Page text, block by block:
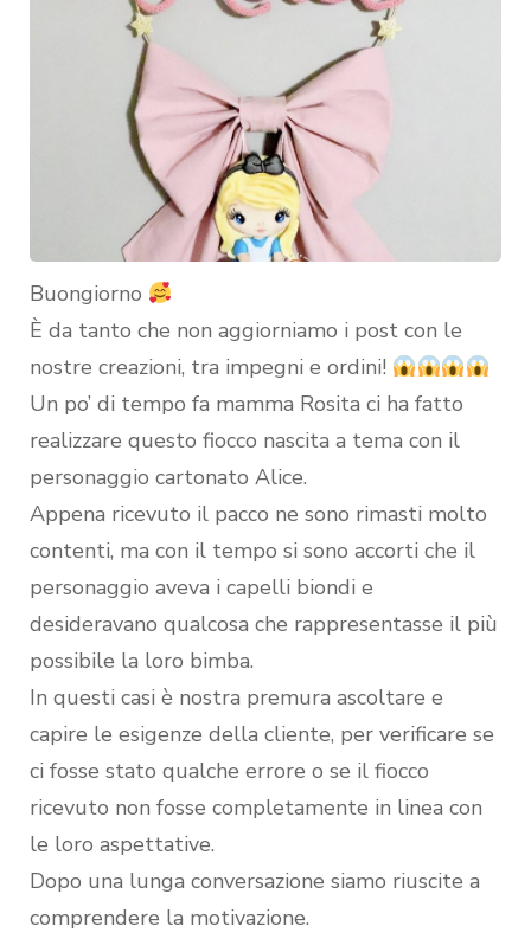
Buongiorno
È da tanto che non aggiorniamo i post con le
nostre creazioni, tra impegni e ordini!
Un po’ di tempo fa mamma Rosita ci ha fatto
realizzare questo fiocco nascita a tema con il
personaggio cartonato Alice.
Appena ricevuto il pacco ne sono rimasti molto
contenti, ma con il tempo si sono accorti che il
personaggio aveva i capelli biondi e
desideravano qualcosa che rappresentasse il più
possibile la loro bimba.
In questi casi è nostra premura ascoltare e
capire le esigenze della cliente, per verificare se
ci fosse stato qualche errore o se il fiocco
ricevuto non fosse completamente in linea con
le loro aspettative.
Dopo una lunga conversazione siamo riuscite a
comprendere la motivazione.